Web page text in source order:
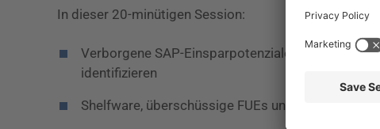
In dieser 20-minütigen Session:
Verborgene SAP-Einsparpotenziale in der
identifizieren
Shelfware, überschüssige FUEs und